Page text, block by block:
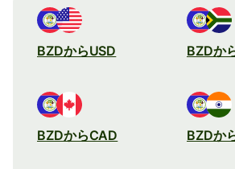
BZDからUSD BZDか
BZDからCAD BZDか